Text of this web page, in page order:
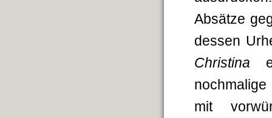
Absätze
dessen
Christina
mit